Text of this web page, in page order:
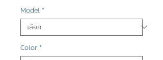
Model *
Color *